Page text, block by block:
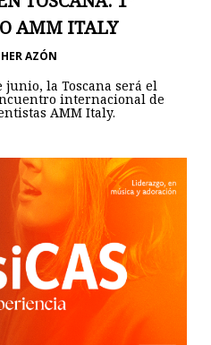
AMM ITALY
AZÓN
junio, la Toscana será el
internacional de
AMM Italy.